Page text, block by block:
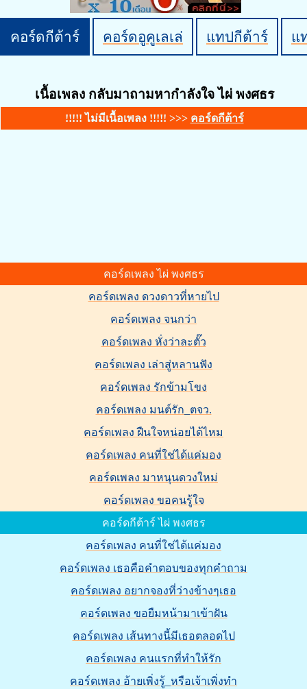
คอร์ดกีต้าร์ คอร์ดอูคูเลเล่ แทปกีต้าร์ แ
เนื้อเพลง กลับมาถามหากำลังใจ ไผ่ พงศธร
!!!!! ไม่มีเนื้อเพลง !!!!! >>> คอร์ดกีต้าร์
คอร์ดเพลง ไผ่ พงศธร
คอร์ดเพลง ดวงดาวที่หายไป
คอร์ดเพลง จนกว่า
คอร์ดเพลง หั่งว่าละตั๊ว
คอร์ดเพลง เล่าสู่หลานฟัง
คอร์ดเพลง รักข้ามโขง
คอร์ดเพลง มนต์รัก_ตจว.
คอร์ดเพลง ฝืนใจหน่อยได้ไหม
คอร์ดเพลง คนที่ใช่ได้แค่มอง
คอร์ดเพลง มาหนุนดวงใหม่
คอร์ดเพลง ขอคนรู้ใจ
คอร์ดกีต้าร์ ไผ่ พงศธร
คอร์ดเพลง คนที่ใช่ได้แค่มอง
คอร์ดเพลง เธอคือคำตอบของทุกคำถาม
คอร์ดเพลง อยากจองที่ว่างข้างๆเธอ
คอร์ดเพลง ขอยืมหน้ามาเข้าฝัน
คอร์ดเพลง เส้นทางนี้มีเธอตลอดไป
คอร์ดเพลง คนแรกที่ทำให้รัก
คอร์ดเพลง อ้ายเพิ่งรู้_หรือเจ้าเพิ่งทำ